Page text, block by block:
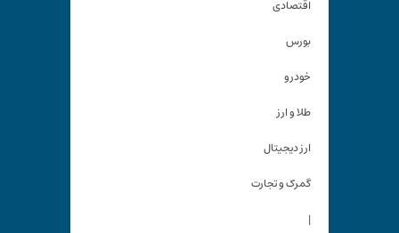
اقتصادی
بورس
خودرو
طلا و ارز
ارز دیجیتال
گمرک و تجارت
|